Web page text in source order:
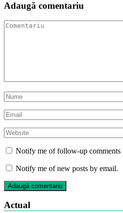
Adaugă comentariu
Notify me of follow-up comments
Notify me of new posts by email.
Actual